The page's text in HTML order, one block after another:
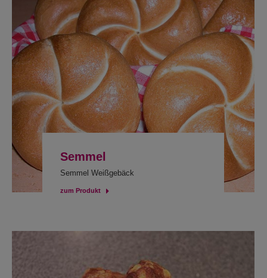
Semmel
Semmel Weißgebäck
zum Produkt